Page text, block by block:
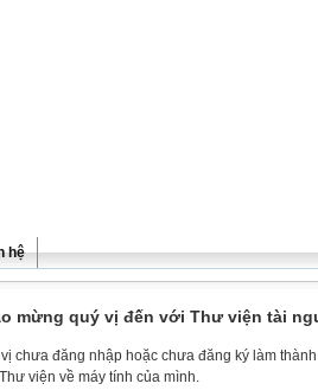
hệ
mừng quý vị đến với Thư viện tài
chưa đăng nhập hoặc chưa đăng ký làm
viện về máy tính của mình.